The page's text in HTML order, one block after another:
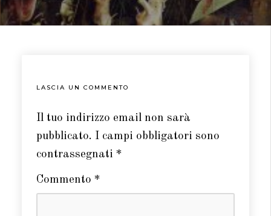
LASCIA UN COMMENTO
Il tuo indirizzo email non sarà
pubblicato. I campi obbligatori sono
contrassegnati *
Commento *